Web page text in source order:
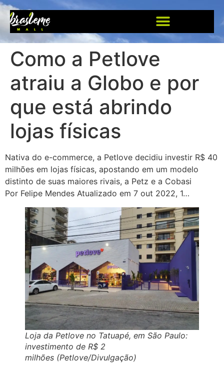
Como a Petlove
atraiu a Globo e por
que está abrindo
lojas físicas
Nativa do e-commerce, a Petlove decidiu investir R$ 40
milhões em lojas físicas, apostando em um modelo
distinto de suas maiores rivais, a Petz e a Cobasi
Por Felipe Mendes Atualizado em 7 out 2022, 1…
Loja da Petlove no Tatuapé, em São Paulo:
investimento de R$ 2
milhões (Petlove/Divulgação)